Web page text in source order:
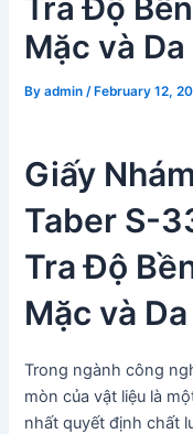
Tra Độ
Mặc và
Byadmin /February 12,
Giấy
Taber S-
Tra Độ
Mặc và
Trong ngành công
mòn của vật liệu là
nhất quyết định chất